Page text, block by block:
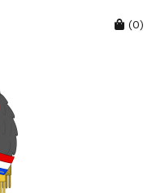
Cart
(0)